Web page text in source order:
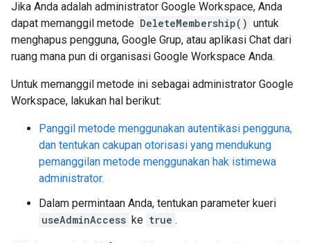
Jika Anda adalah administrator Google Workspace, Anda
dapat memanggil metode DeleteMembership() untuk
menghapus pengguna, Google Grup, atau aplikasi Chat dari
ruang mana pun di organisasi Google Workspace Anda.
Untuk memanggil metode ini sebagai administrator Google
Workspace, lakukan hal berikut:
Panggil metode menggunakan autentikasi pengguna,
dan tentukan cakupan otorisasi yang mendukung
pemanggilan metode menggunakan hak istimewa
administrator.
Dalam permintaan Anda, tentukan parameter kueri
useAdminAccess ke true .